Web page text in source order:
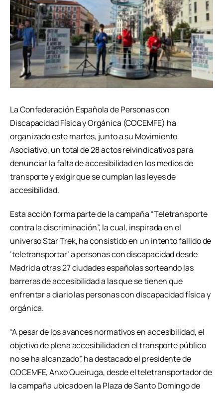
La Confederación Española de Personas con
Discapacidad Física y Orgánica (COCEMFE) ha
organizado este martes, junto a su Movimiento
Asociativo, un total de 28 actos reivindicativos para
denunciar la falta de accesibilidad en los medios de
transporte y exigir que se cumplan las leyes de
accesibilidad.
Esta acción forma parte de la campaña “Teletransporte
contra la discriminación”, la cual, inspirada en el
universo Star Trek, ha consistido en un intento fallido de
‘teletransportar’ a personas con discapacidad desde
Madrid a otras 27 ciudades españolas sorteando las
barreras de accesibilidad a las que se tienen que
enfrentar a diario las personas con discapacidad física y
orgánica.
“A pesar de los avances normativos en accesibilidad, el
objetivo de plena accesibilidad en el transporte público
no se ha alcanzado”, ha destacado el presidente de
COCEMFE, Anxo Queiruga, desde el teletransportador de
la campaña ubicado en la Plaza de Santo Domingo de